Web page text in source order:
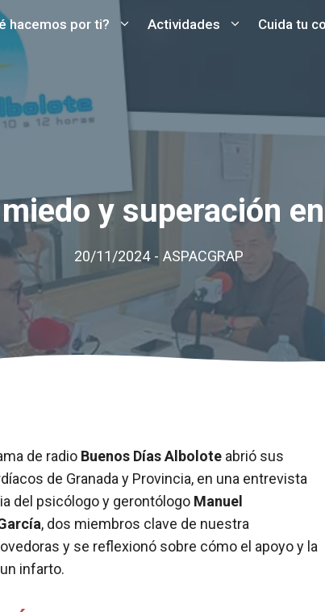
hacemos por ti? Actividades Cuida tu
y superación
20/11/2024 - ASPACGRAP
de radio Buenos Días Albolote abrió sus
de Granada y Provincia, en una entrevista
del psicólogo y gerontólogo Manuel
, dos miembros clave de nuestra
y se reflexionó sobre cómo el apoyo y la
infarto.